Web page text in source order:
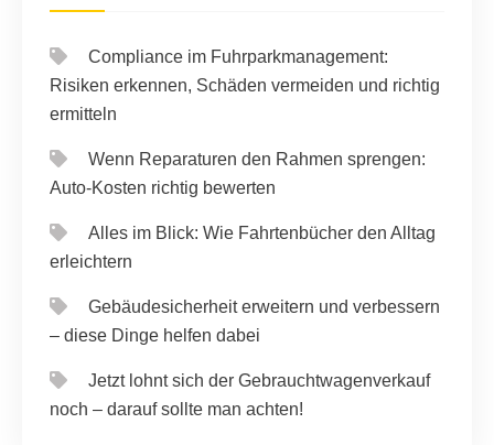
Compliance im Fuhrparkmanagement:
Risiken erkennen, Schäden vermeiden und richtig
ermitteln
Wenn Reparaturen den Rahmen sprengen:
Auto-Kosten richtig bewerten
Alles im Blick: Wie Fahrtenbücher den Alltag
erleichtern
Gebäudesicherheit erweitern und verbessern
– diese Dinge helfen dabei
Jetzt lohnt sich der Gebrauchtwagenverkauf
noch – darauf sollte man achten!